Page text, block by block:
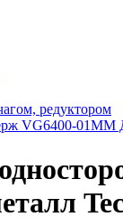
редуктором
VG6400-